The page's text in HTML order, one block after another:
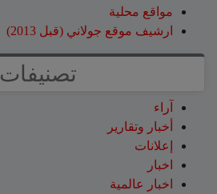
مواقع محلية
ارشيف موقع جولاني (قبل 2013)
تصنيفات
آراء
أخبار وتقارير
إعلانات
اخبار
اخبار عالمية